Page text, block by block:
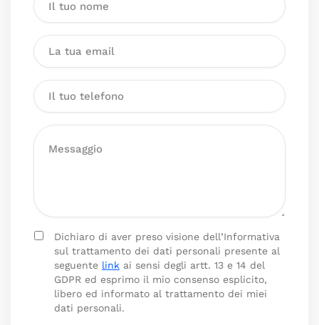
Dichiaro di aver preso visione dell’Informativa
sul trattamento dei dati personali presente al
seguente link ai sensi degli artt. 13 e 14 del
GDPR ed esprimo il mio consenso esplicito,
libero ed informato al trattamento dei miei
dati personali.